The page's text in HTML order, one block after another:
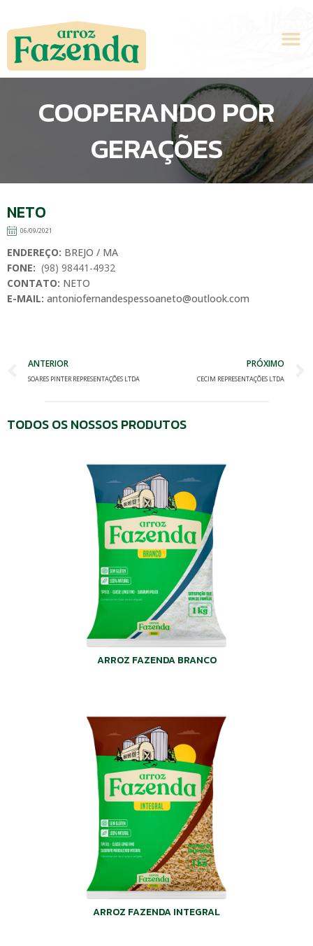
conteúdo
COOPERANDO POR
GERAÇÕES
NETO
06/09/2021
ENDEREÇO: BREJO / MA
FONE: (98) 98441-4932
CONTATO: NETO
E-MAIL: antoniofernandespessoaneto@outlook.com
Prev
ANTERIOR
SOARES PINTER REPRESENTAÇÕES LTDA
PRÓXIMO
CECIM REPRESENTAÇÕES LTDA
TODOS OS NOSSOS PRODUTOS
ARROZ FAZENDA BRANCO
ARROZ FAZENDA INTEGRAL